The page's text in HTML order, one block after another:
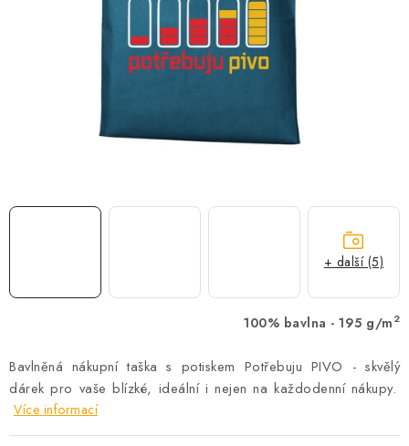
PROVIZNÍ SYSTÉM
Obchodní podmínky
100% bavlna - 195 g/m 2
Bavlněná nákupní taška s potiskem Potřebuju PIVO - skvělý
dárek pro vaše blízké, ideální i nejen na každodenní nákupy.
Více informací
+ další (5)